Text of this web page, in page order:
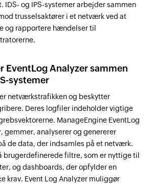
IDS- og IPS-systemer arbejder sammen
trusselsaktører i et netværk ved at
og rapportere hændelser til
EventLog Analyzer sammen
systemer
netværkstrafikken og beskytter
Deres logfiler indeholder vigtige
ManageEngine EventLog
gemmer, analyserer og genererer
de data, der indsamles på et netværk.
brugerdefinerede filtre, som er nyttige til
og dashboards, der opfylder en
krav. Event Log Analyzer muliggør